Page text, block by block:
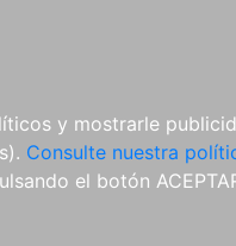
y mostrarle
Consulte nuestra
el botón